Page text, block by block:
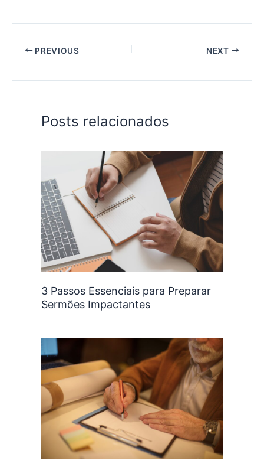
PREVIOUS NEXT
Posts relacionados
3 Passos Essenciais para Preparar
Sermões Impactantes